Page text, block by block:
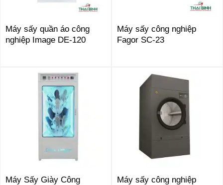
Máy sấy quần áo công
nghiệp Image DE-120
Máy sấy công nghiệp
Fagor SC-23
Máy Sấy Giày Công
Máy sấy công nghiệp